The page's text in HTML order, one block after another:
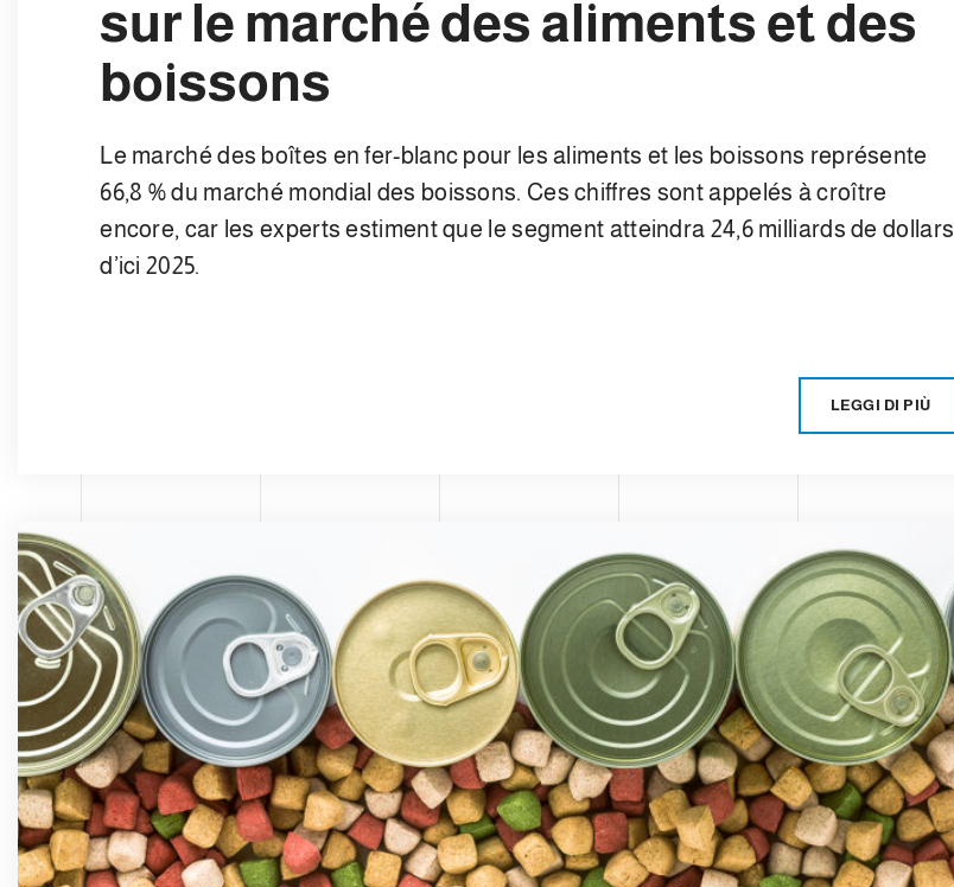
sur le marché des aliments et des
boissons
Le marché des boîtes en fer-blanc pour les aliments et les boissons représente
66,8 % du marché mondial des boissons. Ces chiffres sont appelés à croître
encore, car les experts estiment que le segment atteindra 24,6 milliards de dollars
d’ici 2025.
LEGGI DI PIÙ